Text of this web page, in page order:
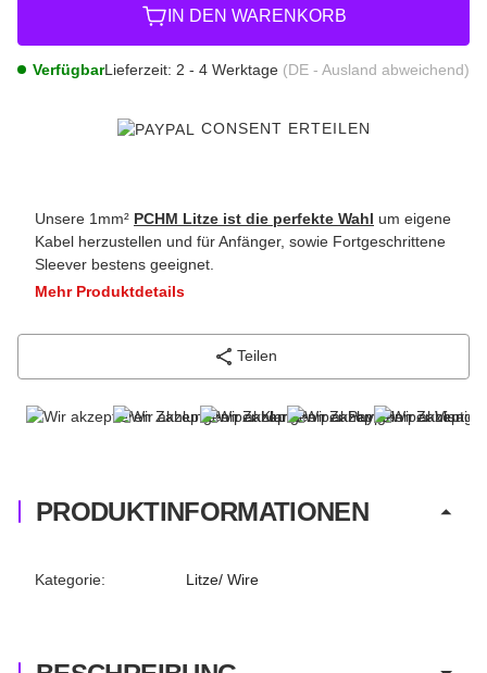
IN DEN WARENKORB
VerfügbarLieferzeit: 2 - 4 Werktage (DE - Ausland abweichend)
CONSENT ERTEILEN
Unsere 1mm² PCHM Litze ist die perfekte Wahl um eigene
Kabel herzustellen und für Anfänger, sowie Fortgeschrittene
Sleever bestens geeignet.
Mehr Produktdetails
Teilen
PRODUKTINFORMATIONEN
Produkteigenschaft
Wert
Kategorie: Litze/ Wire